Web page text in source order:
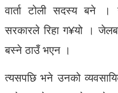
वार्ता टोली सदस्य बने ।
सरकारले रिहा ग¥यो ।
बस्ने ठाउँ भएन ।
त्यसपछि भने उनको